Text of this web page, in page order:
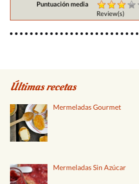
Puntuación media
Review(s)
Últimas recetas
Mermeladas Gourmet
Mermeladas Sin Azúcar